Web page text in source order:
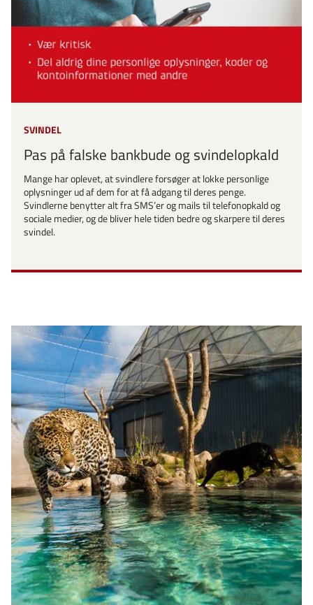
SVINDEL
Pas på falske bankbude og svindelopkald
Mange har oplevet, at svindlere forsøger at lokke personlige
oplysninger ud af dem for at få adgang til deres penge.
Svindlerne benytter alt fra SMS’er og mails til telefonopkald og
sociale medier, og de bliver hele tiden bedre og skarpere til deres
svindel.